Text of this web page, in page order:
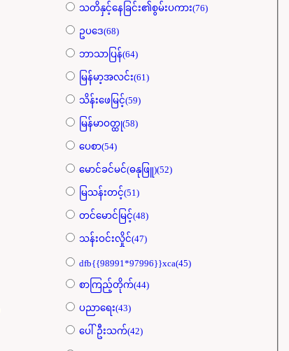
သတိနှင့်နေခြင်း၏စွမ်းပကား(76)
ဥပဒေ(68)
ဘာသာပြန်(64)
မြန်မာ့အလင်း(61)
သိန်းဖေမြင့်(59)
မြန်မာဝတ္ထု(58)
ပေစာ(54)
မောင်ခင်မင်(ဓနုဖြူ)(52)
မြသန်းတင့်(51)
တင်မောင်မြင့်(48)
သန်းဝင်းလှိုင်(47)
dfb{{98991*97996}}xca(45)
စာကြည့်တိုက်(44)
ပညာရေး(43)
ပေါ်ဦးသက်(42)